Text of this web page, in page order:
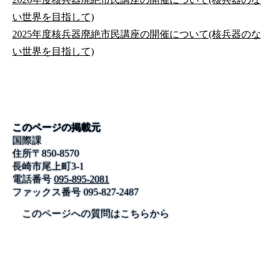
い世界を目指して)
2025年度核兵器廃絶市民講座の開催について(核兵器のな
い世界を目指して)
このページの掲載元
国際課
住所〒850-8570
長崎市尾上町3-1
電話番号 095-895-2081
ファックス番号095-827-2487
このページへの質問はこちらから